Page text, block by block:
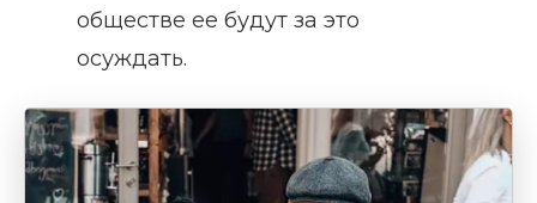
обществе ее будут за это
осуждать.